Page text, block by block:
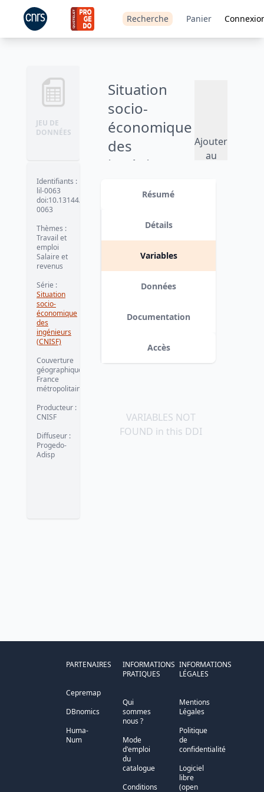
Recherche Panier
JEU DE
DONNÉES
Situation
socio-
économique
des
ingénieurs :
enquête -
Ajouter
au
Identifiants :
lil-0063
doi:10.13144/lil-
0063
Thèmes :
Travail et
emploi
Salaire et
revenus
Série :
Situation
socio-
économique
des
ingénieurs
(CNISF)
Couverture
géographique
France
métropolitaine
Producteur :
CNISF
Diffuseur :
Progedo-
Adisp
Résumé
Détails
Variables
Données
Documentation
Accès
VARIABLES NOT
FOUND in this DDI
PARTENAIRES
Cepremap
DBnomics
Huma-
Num
INFORMATIONS
PRATIQUES
Qui
sommes
nous ?
Mode
d'emploi
du
catalogue
Conditions
INFORMATIONS
LÉGALES
Mentions
Légales
Politique
de
confidentialité
Logiciel
libre
(open